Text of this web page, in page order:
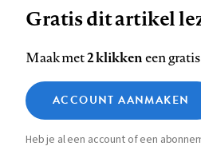
ons
op
Facebook
ons
op
LinkedIn
ons
op
Bluesky
ons
op
Footer
Contact Colofon Disclaimer
Medische
Zie onze cookie policy
Analytische cookies
Marketing cookies
Gratis dit artikel
Maak met2 klikkeneen
ACCOUNT AANMAKEN
Heb je al een account of een